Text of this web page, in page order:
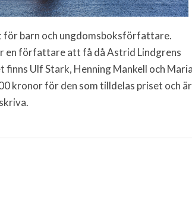
för barn och ungdomsboksförfattare.
en författare att få då Astrid Lindgrens
Ulf Stark, Henning Mankell och
kronor för den som tilldelas priset och är